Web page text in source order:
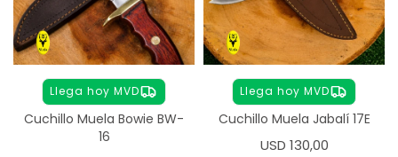
Llega hoy MVD
Cuchillo Muela Bowie BW-
16
Llega hoy MVD
Cuchillo Muela Jabalí 17E
USD 130,00